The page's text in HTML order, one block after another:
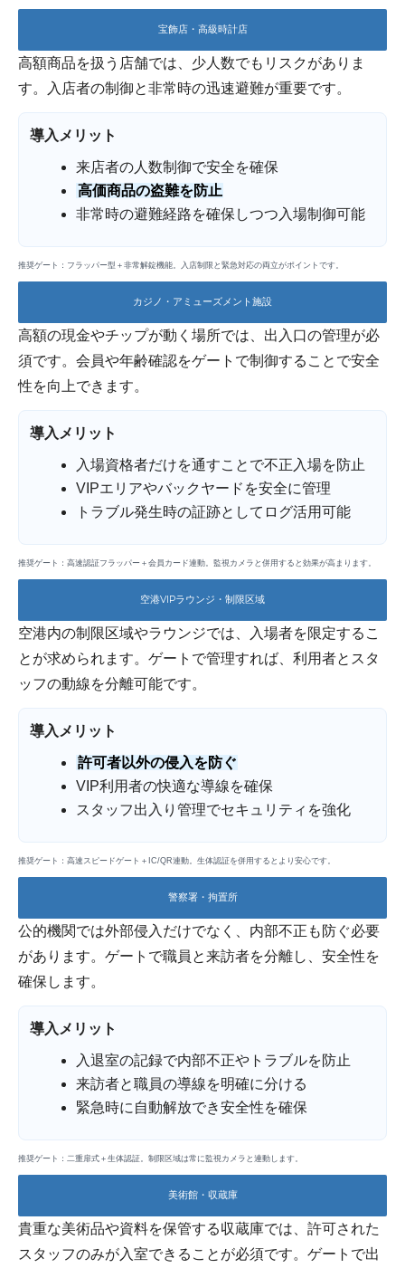
宝飾店・高級時計店
高額商品を扱う店舗では、少人数でもリスクがありま
す。入店者の制御と非常時の迅速避難が重要です。
導入メリット
来店者の人数制御で安全を確保
高価商品の盗難を防止
非常時の避難経路を確保しつつ入場制御可能
推奨ゲート：フラッパー型＋非常解錠機能。入店制限と緊急対応の両立がポイントです。
カジノ・アミューズメント施設
高額の現金やチップが動く場所では、出入口の管理が必
須です。会員や年齢確認をゲートで制御することで安全
性を向上できます。
導入メリット
入場資格者だけを通すことで不正入場を防止
VIPエリアやバックヤードを安全に管理
トラブル発生時の証跡としてログ活用可能
推奨ゲート：高速認証フラッパー＋会員カード連動。監視カメラと併用すると効果が高まります。
空港VIPラウンジ・制限区域
空港内の制限区域やラウンジでは、入場者を限定するこ
とが求められます。ゲートで管理すれば、利用者とスタ
ッフの動線を分離可能です。
導入メリット
許可者以外の侵入を防ぐ
VIP利用者の快適な導線を確保
スタッフ出入り管理でセキュリティを強化
推奨ゲート：高速スピードゲート＋IC/QR連動。生体認証を併用するとより安心です。
警察署・拘置所
公的機関では外部侵入だけでなく、内部不正も防ぐ必要
があります。ゲートで職員と来訪者を分離し、安全性を
確保します。
導入メリット
入退室の記録で内部不正やトラブルを防止
来訪者と職員の導線を明確に分ける
緊急時に自動解放でき安全性を確保
推奨ゲート：二重扉式＋生体認証。制限区域は常に監視カメラと連動します。
美術館・収蔵庫
貴重な美術品や資料を保管する収蔵庫では、許可された
スタッフのみが入室できることが必須です。ゲートで出